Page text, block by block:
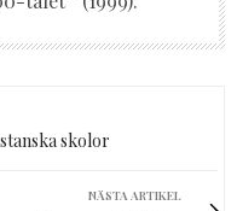
skolor
NÄSTA ARTIKEL